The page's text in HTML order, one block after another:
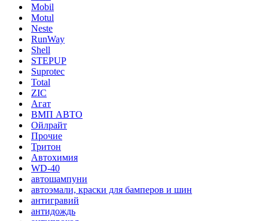
Mobil
Motul
Neste
RunWay
Shell
STEPUP
Suprotec
Total
ZIC
Агат
ВМП АВТО
Ойлрайт
Прочие
Тритон
Автохимия
WD-40
автошампуни
автоэмали, краски для бамперов и шин
антигравий
антидождь